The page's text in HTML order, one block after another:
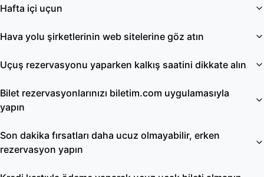
Hafta içi uçun
Hava yolu şirketlerinin web sitelerine göz atın
Uçuş rezervasyonu yaparken kalkış saatini dikkate alın
Bilet rezervasyonlarınızı biletim.com uygulamasıyla
yapın
Son dakika fırsatları daha ucuz olmayabilir, erken
rezervasyon yapın